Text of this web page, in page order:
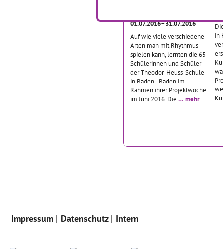
01.07.2016–31.07.2016
Auf wie viele verschiedene
Arten man mit Rhythmus
spielen kann, lernten die 65
Schülerinnen und Schüler
der Theodor-Heuss-Schule
in Baden–Baden im
Rahmen ihrer Projektwoche
im Juni 2016. Die … mehr
in
Impressum Datenschutz Intern